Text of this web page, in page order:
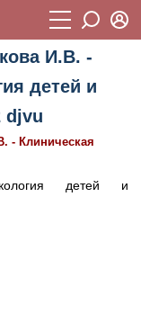
И.В. -
детей и
djvu
- Клиническая
детей и